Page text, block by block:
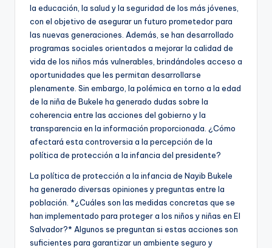
la educación, la salud y la seguridad de los más jóvenes,
con el objetivo de asegurar un futuro prometedor para
las nuevas generaciones. Además, se han desarrollado
programas sociales orientados a mejorar la calidad de
vida de los niños más vulnerables, brindándoles acceso a
oportunidades que les permitan desarrollarse
plenamente. Sin embargo, la polémica en torno a la edad
de la niña de Bukele ha generado dudas sobre la
coherencia entre las acciones del gobierno y la
transparencia en la información proporcionada. ¿Cómo
afectará esta controversia a la percepción de la
política de protección a la infancia del presidente?
La política de protección a la infancia de Nayib Bukele
ha generado diversas opiniones y preguntas entre la
población. *¿Cuáles son las medidas concretas que se
han implementado para proteger a los niños y niñas en El
Salvador?* Algunos se preguntan si estas acciones son
suficientes para garantizar un ambiente seguro y